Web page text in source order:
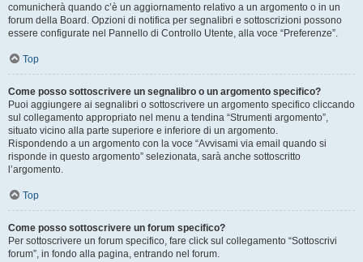
comunicherà quando c’è un aggiornamento relativo a un argomento o in un
forum della Board. Opzioni di notifica per segnalibri e sottoscrizioni possono
essere configurate nel Pannello di Controllo Utente, alla voce “Preferenze”.
Top
Come posso sottoscrivere un segnalibro o un argomento specifico?
Puoi aggiungere ai segnalibri o sottoscrivere un argomento specifico cliccando
sul collegamento appropriato nel menu a tendina “Strumenti argomento”,
situato vicino alla parte superiore e inferiore di un argomento.
Rispondendo a un argomento con la voce “Avvisami via email quando si
risponde in questo argomento” selezionata, sarà anche sottoscritto
l’argomento.
Top
Come posso sottoscrivere un forum specifico?
Per sottoscrivere un forum specifico, fare click sul collegamento “Sottoscrivi
forum”, in fondo alla pagina, entrando nel forum.